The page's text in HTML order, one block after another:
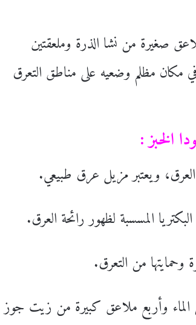
صغيرة من نشا الذرة وملعقتين
مكان مظلم وضعيه على مناطق التعرق
الخبز :
ويعتبر مزيل عرق طبيعي.
المسسبة لظهور رائحة العرق.
من التعرق.
وأربع ملاعق كبيرة من زيت جوز